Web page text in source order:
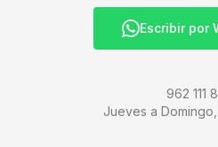
Escribir por
962 111
Jueves a Domingo,